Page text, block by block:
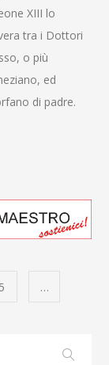
XIII lo
tra i Dottori
o più
ed
di padre.
5 …